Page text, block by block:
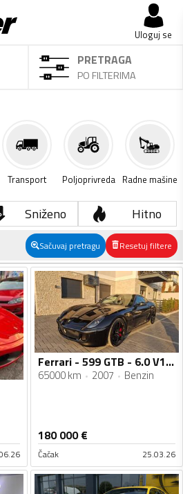
Uloguj se
PRETRAGA
PO FILTERIMA
Transport Poljoprivreda Radne mašine
Sniženo Hitno
Sačuvaj pretragu Resetuj filtere
Ferrari - 599 GTB - 6.0 V12 HGTE
65000 km 2007 Benzin
180 000€
Čačak 25.03.26